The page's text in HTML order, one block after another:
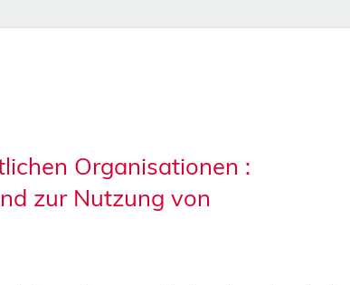
Organisationen :
zur Nutzung von